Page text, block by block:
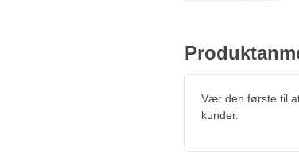
Vær den første til
kunder.